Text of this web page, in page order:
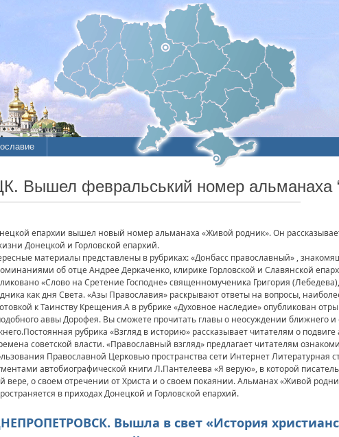
Вышел февральський номер альманаха
епархии вышел новый номер альманаха «Живой родник». Он
Донецкой и Горловской епархий.
материалы представлены в рубриках: «Донбасс православный» ,
об отце Андрее Деркаченко, клирике Горловской и Славянской
«Слово на Сретение Господне» священномученика Григория
как дня Света. «Азы Православия» раскрывают ответы на вопросы,
к Таинству Крещения.А в рубрике «Духовное наследие» опубликован
аввы Дорофея. Вы сможете прочитать главы о неосуждении ближнего и
рубрика «Взгляд в историю» рассказывает читателям о
советской власти. «Православный взгляд» предлагает читателям
Православной Церковью пространства сети Интернет Литературная
автобиографической книги Л.Пантелеева «Я верую», в которой
вере, о своем отречении от Христа и о своем покаянии. Альманах «Живой
в приходах Донецкой и Горловской епархий.
Вышла в свет «История